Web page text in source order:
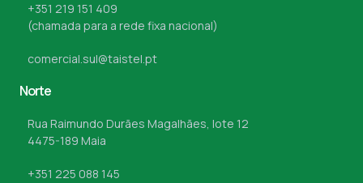
+351 219 151 409
(chamada para a rede fixa nacional)
comercial.sul@taistel.pt
Norte
Rua Raimundo Durães Magalhães, lote 12
4475-189 Maia
+351 225 088 145